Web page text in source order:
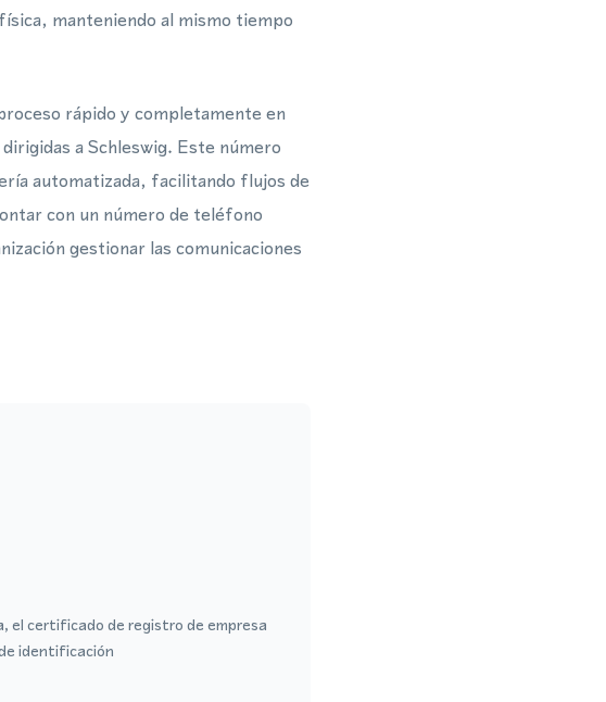
manteniendo al mismo tiempo
rápido y completamente en
a Schleswig. Este número
automatizada, facilitando flujos de
con un número de teléfono
gestionar las comunicaciones
el certificado de registro de empresa
identificación